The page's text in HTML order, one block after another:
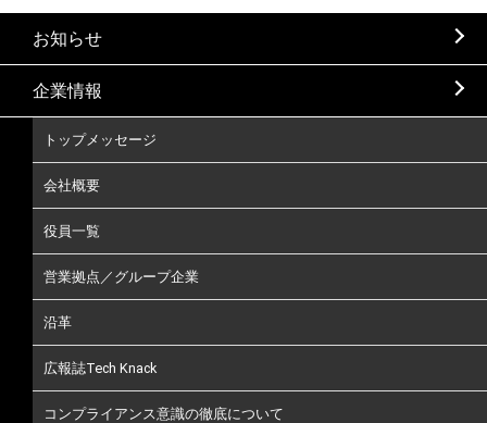
お知らせ
企業情報
トップメッセージ
会社概要
役員一覧
営業拠点／グループ企業
沿革
広報誌Tech Knack
コンプライアンス意識の徹底について